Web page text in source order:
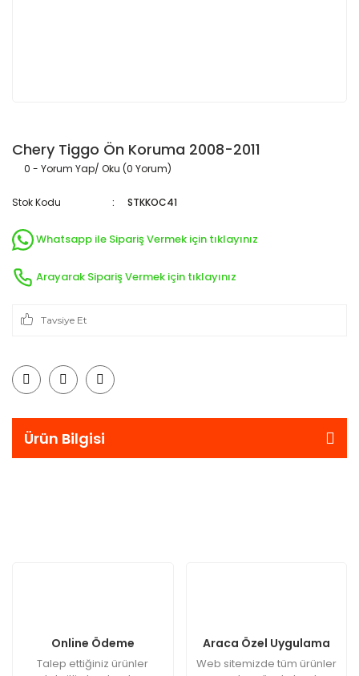
Chery Tiggo Ön Koruma 2008-2011
0 - Yorum Yap/ Oku (0 Yorum)
Stok Kodu STKKOC41
Whatsapp ile Sipariş Vermek için tıklayınız
Arayarak Sipariş Vermek için tıklayınız
Tavsiye Et
Ürün Bilgisi
Online Ödeme
Talep ettiğiniz ürünler
Araca Özel Uygulama
Web sitemizde tüm ürünler